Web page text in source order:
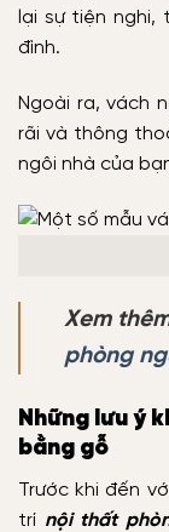
lại sự tiện nghi,
đình.
Ngoài ra, vách
rãi và thông
ngôi nhà của
Xem
phòng
Những lưu ý
bằng gỗ
Trước khi đến
trí nội thất